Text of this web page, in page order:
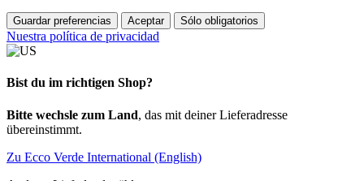
Guardar preferencias Aceptar Sólo obligatorios
Nuestra política de privacidad
Bist du im richtigen Shop?
Bitte wechsle zum Land, das mit deiner Lieferadresse
übereinstimmt.
Zu Ecco Verde International (English)